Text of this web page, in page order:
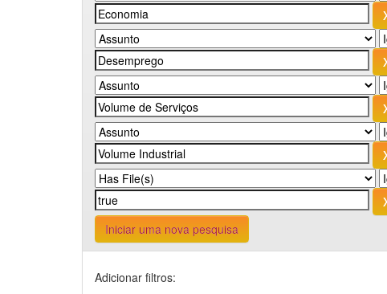
Iniciar uma nova pesquisa
Adicionar filtros: